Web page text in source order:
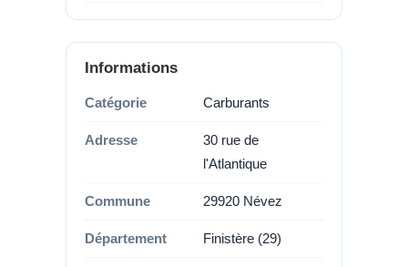
Informations
Catégorie Carburants
Adresse
30 rue de
l'Atlantique
Commune 29920 Névez
Département Finistère (29)